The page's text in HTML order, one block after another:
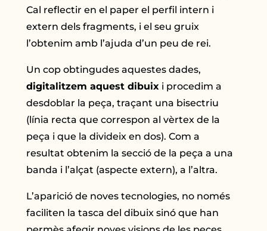
Cal reflectir en el paper el perfil intern i
extern dels fragments, i el seu gruix
l’obtenim amb l’ajuda d’un peu de rei.
Un cop obtingudes aquestes dades,
digitalitzem aquest dibuix i procedim a
desdoblar la peça, traçant una bisectriu
(línia recta que correspon al vèrtex de la
peça i que la divideix en dos). Com a
resultat obtenim la secció de la peça a una
banda i l’alçat (aspecte extern), a l’altra.
L’aparició de noves tecnologies, no només
faciliten la tasca del dibuix sinó que han